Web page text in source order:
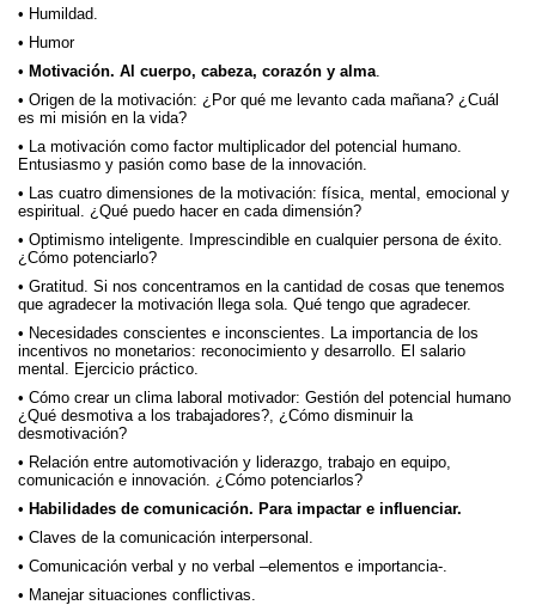
Humildad.
Humor
Motivación. Al cuerpo, cabeza, corazón y alma
Origen de la motivación: ¿Por qué me levanto cada mañana? ¿Cuál
es mi misión en la vida?
La motivación como factor multiplicador del potencial humano.
Entusiasmo y pasión como base de la innovación.
Las cuatro dimensiones de la motivación: física, mental, emocional y
espiritual. ¿Qué puedo hacer en cada dimensión?
Optimismo inteligente. Imprescindible en cualquier persona de éxito.
¿Cómo potenciarlo?
Gratitud. Si nos concentramos en la cantidad de cosas que tenemos
que agradecer la motivación llega sola. Qué tengo que agradecer.
Necesidades conscientes e inconscientes. La importancia de los
incentivos no monetarios: reconocimiento y desarrollo. El salario
mental. Ejercicio práctico.
Cómo crear un clima laboral motivador: Gestión del potencial humano
¿Qué desmotiva a los trabajadores?, ¿Cómo disminuir la
desmotivación?
Relación entre automotivación y liderazgo, trabajo en equipo,
comunicación e innovación. ¿Cómo potenciarlos?
Habilidades de comunicación. Para impactar e influenciar.
Claves de la comunicación interpersonal.
Comunicación verbal y no verbal –elementos e importancia-.
Manejar situaciones conflictivas.